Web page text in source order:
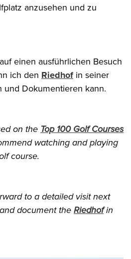
anzusehen und zu
einen ausführlichen Besuch
ich den Riedhof in seiner
und Dokumentieren kann.
on the Top 100 Golf Courses
watching and playing
course.
to a detailed visit next
document the Riedhofin